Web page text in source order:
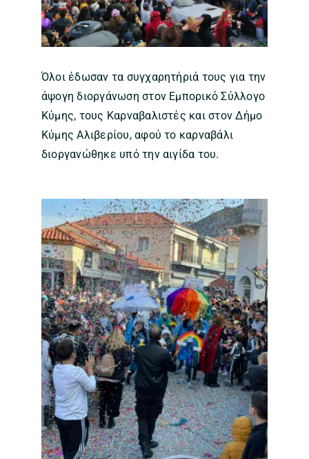
Όλοι έδωσαν τα συγχαρητήριά τους για την
άψογη διοργάνωση στον Εμπορικό Σύλλογο
Κύμης, τους Καρναβαλιστές και στον Δήμο
Κύμης Αλιβερίου, αφού το καρναβάλι
διοργανώθηκε υπό την αιγίδα του.